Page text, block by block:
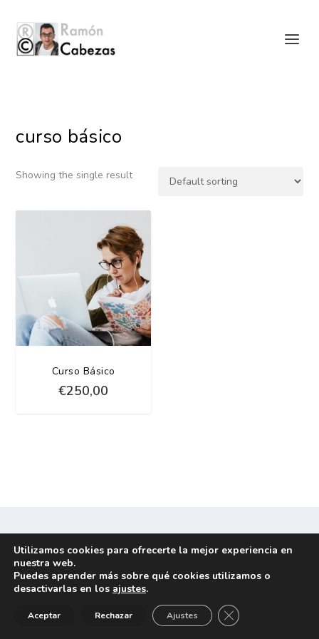
curso básico
Showing the single result
Curso Básico
€250,00
Utilizamos cookies para ofrecerte la mejor experiencia en
nuestra web.
Puedes aprender más sobre qué cookies utilizamos o
desactivarlas en los ajustes.
Aceptar Rechazar Ajustes CERRAR EL